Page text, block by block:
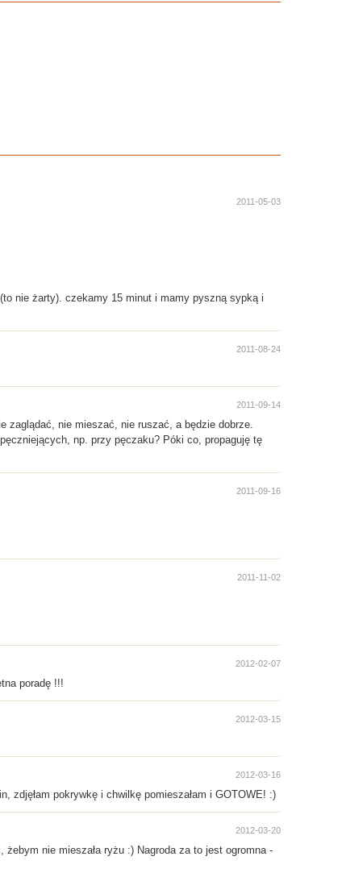
2011-05-03
nie żarty). czekamy 15 minut i mamy pyszną sypką i
2011-08-24
2011-09-14
zaglądać, nie mieszać, nie ruszać, a będzie dobrze.
np. przy pęczaku? Póki co, propaguję tę
2011-09-16
2011-11-02
2012-02-07
poradę !!!
2012-03-15
2012-03-16
zdjęłam pokrywkę i chwilkę pomieszałam i GOTOWE! :)
2012-03-20
nie mieszała ryżu :) Nagroda za to jest ogromna -